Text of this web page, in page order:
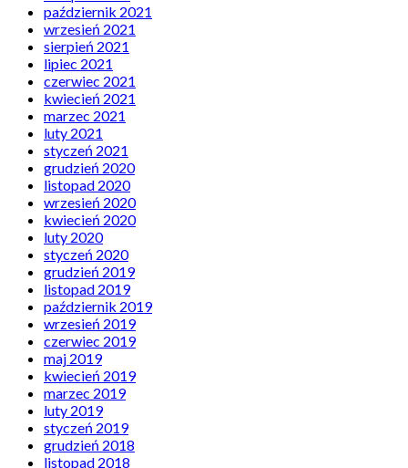
październik 2021
wrzesień 2021
sierpień 2021
lipiec 2021
czerwiec 2021
kwiecień 2021
marzec 2021
luty 2021
styczeń 2021
grudzień 2020
listopad 2020
wrzesień 2020
kwiecień 2020
luty 2020
styczeń 2020
grudzień 2019
listopad 2019
październik 2019
wrzesień 2019
czerwiec 2019
maj 2019
kwiecień 2019
marzec 2019
luty 2019
styczeń 2019
grudzień 2018
listopad 2018